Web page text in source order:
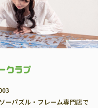
ーパズル・フレーム専門店で